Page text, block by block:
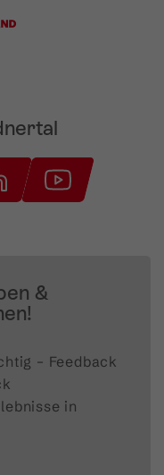
&
– Feedback
in